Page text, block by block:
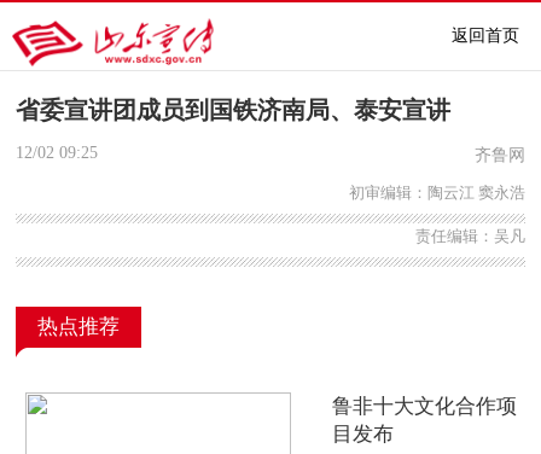
返回首页
省委宣讲团成员到国铁济南局、泰安宣讲
12/02 09:25 齐鲁网
初审编辑：陶云江 窦永浩
责任编辑：吴凡
热点推荐
鲁非十大文化合作项
目发布